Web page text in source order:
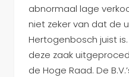
abnormaal lage
niet zeker van dat de
Hertogenbosch juist
deze zaak
de Hoge Raad. De